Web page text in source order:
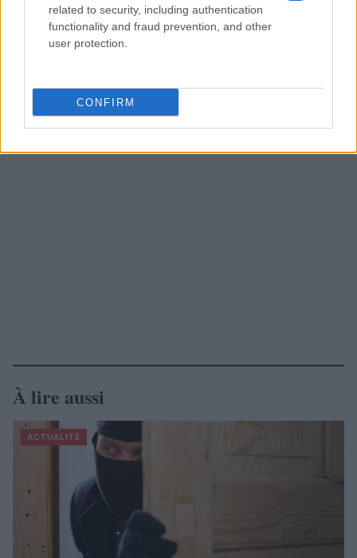
related to security, including authentication
functionality and fraud prevention, and other
user protection.
CONFIRM
À lire aussi
ACTUALITÉ